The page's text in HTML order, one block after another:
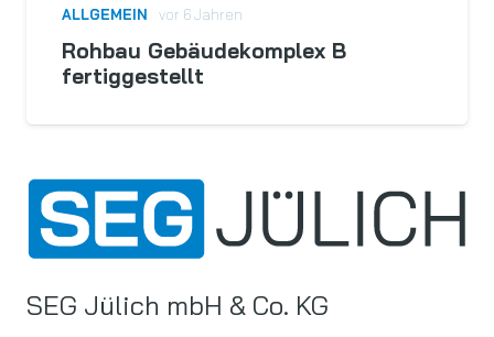
ALLGEMEIN vor 6 Jahren
Rohbau Gebäudekomplex B
fertiggestellt
SEG Jülich mbH & Co. KG